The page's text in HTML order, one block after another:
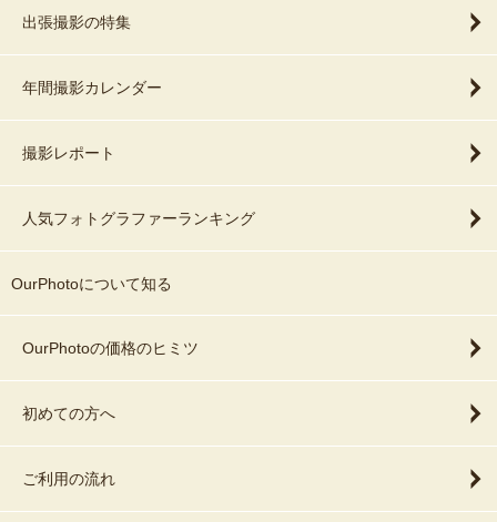
出張撮影の特集
年間撮影カレンダー
撮影レポート
人気フォトグラファーランキング
OurPhotoについて知る
OurPhotoの価格のヒミツ
初めての方へ
ご利用の流れ